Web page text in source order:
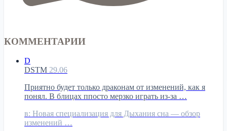
КОММЕНТАРИИ
D
DSTM 29.06
Приятно будет только драконам от изменений, как я
понял. В блицах ппосто мерзко играть из-за …
в: Новая специализация для Дыхания сна — обзор
изменений …